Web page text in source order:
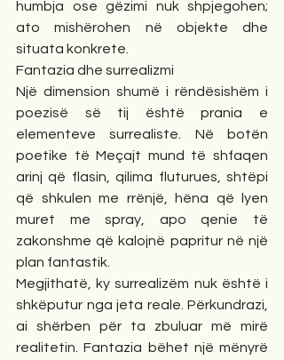
humbja ose gëzimi nuk shpjegohen;
ato mishërohen në objekte dhe
situata konkrete.
Fantazia dhe surrealizmi
Një dimension shumë i rëndësishëm i
poezisë së tij është prania e
elementeve surrealiste. Në botën
poetike të Meçajt mund të shfaqen
arinj që flasin, qilima fluturues, shtëpi
që shkulen me rrënjë, hëna që lyen
muret me spray, apo qenie të
zakonshme që kalojnë papritur në një
plan fantastik.
Megjithatë, ky surrealizëm nuk është i
shkëputur nga jeta reale. Përkundrazi,
ai shërben për ta zbuluar më mirë
realitetin. Fantazia bëhet një mënyrë